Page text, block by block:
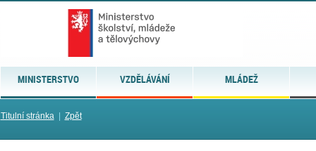
MINISTERSTVO VZDĚLÁVÁNÍ MLÁDEŽ
Titulní stránka| Zpět